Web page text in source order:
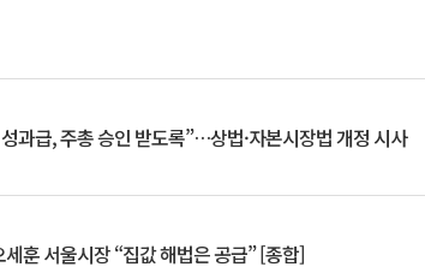
과급, 주총 승인 받도록”…상법·자본시장법 개정 시사
훈 서울시장 “집값 해법은 공급” [종합]